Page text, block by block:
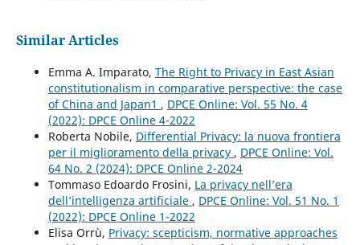
Similar Articles
Emma A. Imparato, The Right to Privacy in East Asian
constitutionalism in comparative perspective: the case
of China and Japan1 , DPCE Online: Vol. 55 No. 4
(2022): DPCE Online 4-2022
Roberta Nobile, Differential Privacy: la nuova frontiera
per il miglioramento della privacy , DPCE Online: Vol.
64 No. 2 (2024): DPCE Online 2-2024
Tommaso Edoardo Frosini, La privacy nell’era
dell’intelligenza artificiale , DPCE Online: Vol. 51 No. 1
(2022): DPCE Online 1-2022
Elisa Orrù, Privacy: scepticism, normative approaches